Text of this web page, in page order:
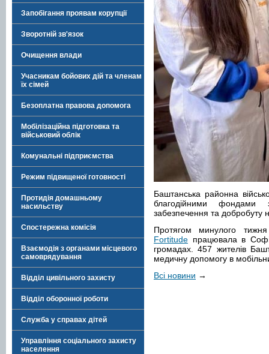
Запобігання проявам корупції
Зворотній зв'язок
Очищення влади
Учасникам бойових дій та членам
їх сімей
Безоплатна правова допомога
Мобілізаційна підготовка та
військовий облік
Комунальні підприємства
Режим підвищеної готовності
Протидія домашньому
насильству
Спостережна комісія
Взаємодія з органами місцевого
самоврядування
Відділ цивільного захисту
Відділ оборонної роботи
Служба у справах дітей
Управління соціального захисту
населення
Баштанська районна
благодійними фондами
забезпечення та добробуту
Протягом минулого
Fortitude працювала в
громадах. 457 жителів
медичну допомогу в
Всі новини →